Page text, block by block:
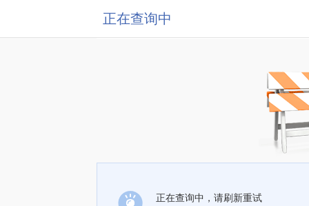
正在查询中
正在查询中，请刷新重试